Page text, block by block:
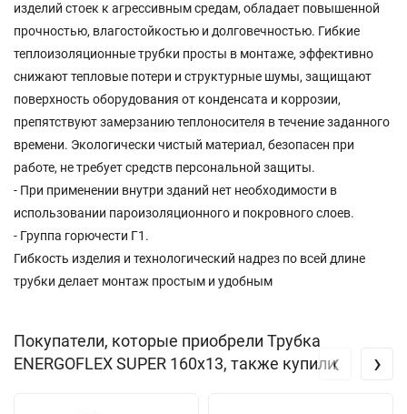
изделий стоек к агрессивным средам, обладает повышенной
прочностью, влагостойкостью и долговечностью. Гибкие
теплоизоляционные трубки просты в монтаже, эффективно
снижают тепловые потери и структурные шумы, защищают
поверхность оборудования от конденсата и коррозии,
препятствуют замерзанию теплоносителя в течение заданного
времени. Экологически чистый материал, безопасен при
работе, не требует средств персональной защиты.
- При применении внутри зданий нет необходимости в
использовании пароизоляционного и покровного слоев.
- Группа горючести Г1.
Гибкость изделия и технологический надрез по всей длине
трубки делает монтаж простым и удобным
Покупатели, которые приобрели Трубка
ENERGOFLEX SUPER 160х13, также купили‹ ›